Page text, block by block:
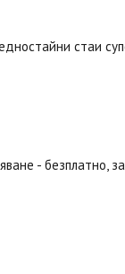
стаи
- безплатно,